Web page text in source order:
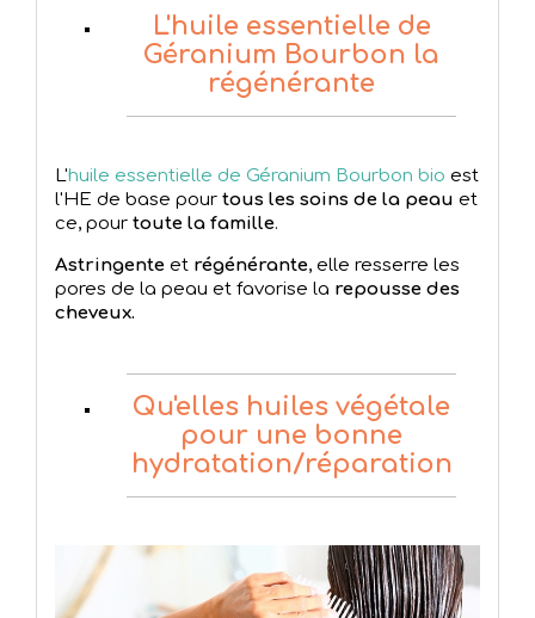
L'huile essentielle de
Géranium Bourbon la
régénérante
L'huile essentielle de Géranium Bourbon bio est
l'HE de base pour tous les soins de la peau et
ce, pour toute la famille.
Astringente et régénérante, elle resserre les
pores de la peau et favorise la repousse des
cheveux.
Qu'elles huiles végétale
pour une bonne
hydratation/réparation